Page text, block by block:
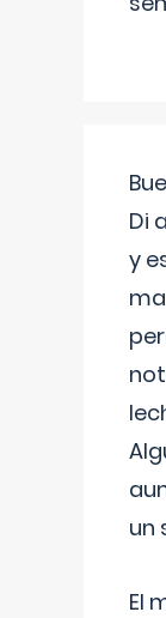
Di
y
un
El